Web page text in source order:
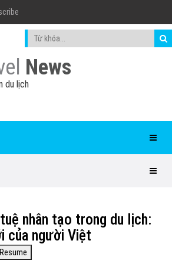
News
du lịch
nhân tạo trong du lịch:
của người Việt